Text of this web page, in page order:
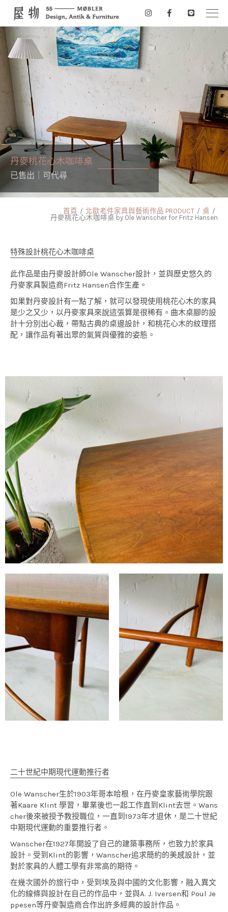
丹麥桃花心木咖啡桌
已售出｜可代尋
首頁 北歐老件家具與藝術作品 PRODUCT
桌
丹麥桃花心木咖啡桌 by Ole Wanscher for Fritz Hansen
特殊設計桃花心木咖啡桌
此作品是由丹麥設計師Ole Wanscher設計，並與歷史悠久的
丹麥家具製造商Fritz Hansen合作生產。
如果對丹麥設計有一點了解，就可以發現使用桃花心木的家具
是少之又少，以丹麥家具來說這張算是很稀有。曲木桌腳的設
計十分別出心裁，帶點古典的桌邊設計，和桃花心木的紋理搭
配，讓作品有著出眾的氣質與優雅的姿態。
二十世紀中期現代運動推行者
Ole Wanscher生於1903年哥本哈根，在丹麥皇家藝術學院跟
著Kaare Klint 學習，畢業後也一起工作直到Klint去世。Wans
cher後來被授予教授職位，一直到1973年才退休，是二十世紀
中期現代運動的重要推行者。
Wanscher在1927年開設了自己的建築事務所，也致力於家具
設計。受到Klint的影響，Wanscher追求簡約的美感設計，並
對於家具的人體工學有非常高的期待。
在幾次國外的旅行中，受到埃及與中國的文化影響，融入異文
化的線條與設計在自己的作品中，並與A. J. Iversen和 Poul Je
ppesen等丹麥製造商合作出許多經典的設計作品。